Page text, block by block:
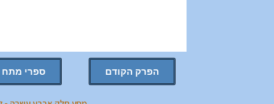
הפרק הקודם ספרי מתח